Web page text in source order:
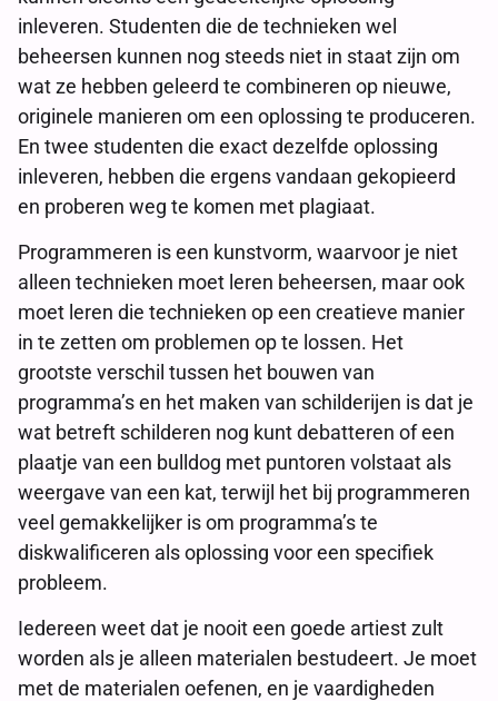
inleveren. Studenten die de technieken wel
beheersen kunnen nog steeds niet in staat zijn om
wat ze hebben geleerd te combineren op nieuwe,
originele manieren om een oplossing te produceren.
En twee studenten die exact dezelfde oplossing
inleveren, hebben die ergens vandaan gekopieerd
en proberen weg te komen met plagiaat.
Programmeren is een kunstvorm, waarvoor je niet
alleen technieken moet leren beheersen, maar ook
moet leren die technieken op een creatieve manier
in te zetten om problemen op te lossen. Het
grootste verschil tussen het bouwen van
programma’s en het maken van schilderijen is dat je
wat betreft schilderen nog kunt debatteren of een
plaatje van een bulldog met puntoren volstaat als
weergave van een kat, terwijl het bij programmeren
veel gemakkelijker is om programma’s te
diskwalificeren als oplossing voor een specifiek
probleem.
Iedereen weet dat je nooit een goede artiest zult
worden als je alleen materialen bestudeert. Je moet
met de materialen oefenen, en je vaardigheden